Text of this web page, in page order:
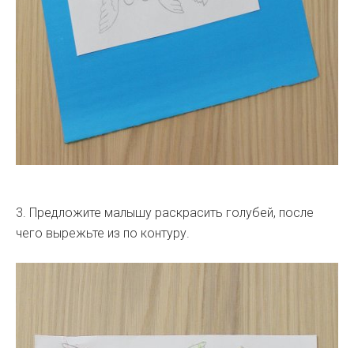
3. Предложите малышу раскрасить голубей, после
чего вырежьте из по контуру.